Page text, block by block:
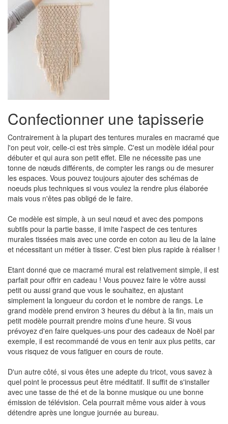
Confectionner une tapisserie
Contrairement à la plupart des tentures murales en macramé que
l'on peut voir, celle-ci est très simple. C'est un modèle idéal pour
débuter et qui aura son petit effet. Elle ne nécessite pas une
tonne de nœuds différents, de compter les rangs ou de mesurer
les espaces. Vous pouvez toujours ajouter des schémas de
noeuds plus techniques si vous voulez la rendre plus élaborée
mais vous n'êtes pas obligé de le faire.
Ce modèle est simple, à un seul nœud et avec des pompons
subtils pour la partie basse, il imite l'aspect de ces tentures
murales tissées mais avec une corde en coton au lieu de la laine
et nécessitant un métier à tisser. C'est bien plus rapide à réaliser !
Etant donné que ce macramé mural est relativement simple, il est
parfait pour offrir en cadeau ! Vous pouvez faire le vôtre aussi
petit ou aussi grand que vous le souhaitez, en ajustant
simplement la longueur du cordon et le nombre de rangs. Le
grand modèle prend environ 3 heures du début à la fin, mais un
petit modèle pourrait prendre moins d'une heure. Si vous
prévoyez d'en faire quelques-uns pour des cadeaux de Noël par
exemple, il est recommandé de vous en tenir aux plus petits, car
vous risquez de vous fatiguer en cours de route.
D'un autre côté, si vous êtes une adepte du tricot, vous savez à
quel point le processus peut être méditatif. Il suffit de s'installer
avec une tasse de thé et de la bonne musique ou une bonne
émission de télévision. Cela pourrait même vous aider à vous
détendre après une longue journée au bureau.